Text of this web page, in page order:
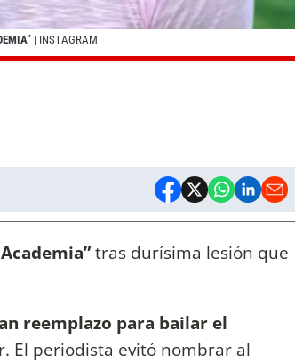
| INSTAGRAM
tras durísima lesión que
reemplazo para bailar el
El periodista evitó nombrar al